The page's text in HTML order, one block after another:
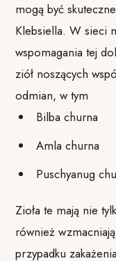
mogą być
Klebsiella. W sieci
wspomagania tej
ziół noszących
odmian, w tym
Bilba churna
Amla churna
Puschyanug
Zioła te mają nie
również
przypadku